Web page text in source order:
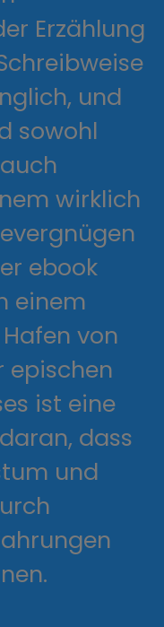
Erzählung
und
sowohl
wirklich
ebook
einem
von
epischen
ist eine
dass
und